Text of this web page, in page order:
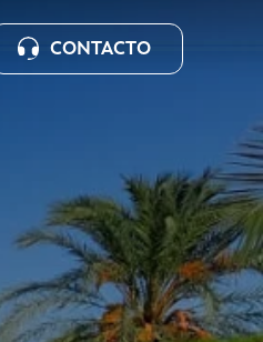
CONTACTO